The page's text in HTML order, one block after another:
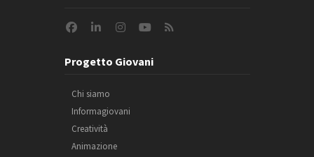
Progetto Giovani
Chi siamo
Informagiovani
Creatività
Animazione